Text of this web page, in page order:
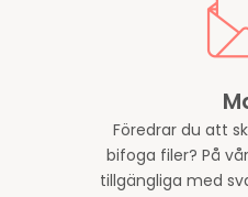
Föredrar du att
bifoga filer? På
tillgängliga med